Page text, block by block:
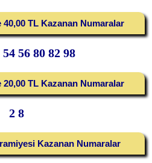
40,00 TL Kazanan Numaralar
54 56 80 82 98
20,00 TL Kazanan Numaralar
2 8
Kazanan Numaralar